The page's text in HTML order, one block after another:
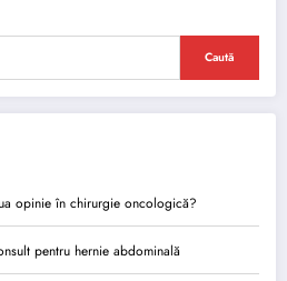
Caută
opinie în chirurgie oncologică?
pentru hernie abdominală